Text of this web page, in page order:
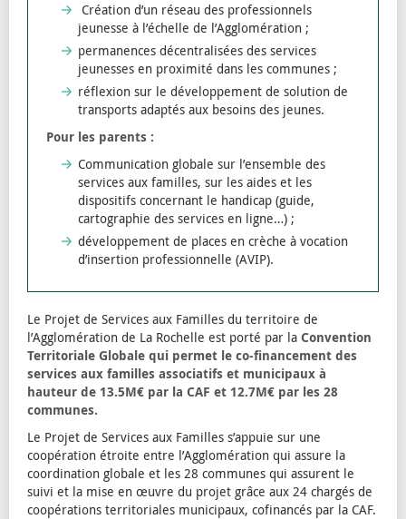
Création d’un réseau des professionnels
jeunesse à l’échelle de l’Agglomération ;
permanences décentralisées des services
jeunesses en proximité dans les communes ;
réflexion sur le développement de solution de
transports adaptés aux besoins des jeunes.
Pour les parents :
Communication globale sur l’ensemble des
services aux familles, sur les aides et les
dispositifs concernant le handicap (guide,
cartographie des services en ligne…) ;
développement de places en crèche à vocation
d’insertion professionnelle (AVIP).
Le Projet de Services aux Familles du territoire de
l’Agglomération de La Rochelle est porté par la Convention
Territoriale Globale qui permet le co-financement des
services aux familles associatifs et municipaux à
hauteur de 13.5M€ par la CAF et 12.7M€ par les 28
communes.
Le Projet de Services aux Familles s’appuie sur une
coopération étroite entre l’Agglomération qui assure la
coordination globale et les 28 communes qui assurent le
suivi et la mise en œuvre du projet grâce aux 24 chargés de
coopérations territoriales municipaux, cofinancés par la CAF.